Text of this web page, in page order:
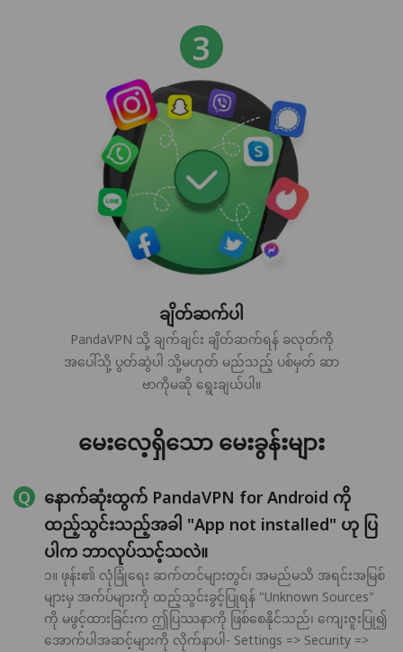
ချိတ်ဆက်ပါ
PandaVPN သို့ ချက်ချင်း ချိတ်ဆက်ရန် ခလုတ်ကို
အပေါ်သို့ ပွတ်ဆွဲပါ သို့မဟုတ် မည်သည့် ပစ်မှတ် ဆာ
ဗာကိုမဆို ရွေးချယ်ပါ။
မေးလေ့ရှိသော မေးခွန်းများ
နောက်ဆုံးထွက် PandaVPN for Android ကို
ထည့်သွင်းသည့်အခါ "App not installed" ဟု ပြ
ပါက ဘာလုပ်သင့်သလဲ။
၁။ ဖုန်း၏ လုံခြုံရေး ဆက်တင်များတွင်၊ အမည်မသိ အရင်းအမြစ်
များမှ အက်ပ်များကို ထည့်သွင်းခွင့်ပြုရန် "Unknown Sources"
ကို မဖွင့်ထားခြင်းက ဤပြဿနာကို ဖြစ်စေနိုင်သည်၊ ကျေးဇူးပြု၍
အောက်ပါအဆင့်များကို လိုက်နာပါ- Settings => Security =>